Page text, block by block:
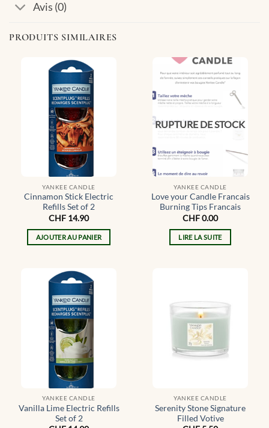
Avis (0)
PRODUITS SIMILAIRES
YANKEE CANDLE
Cinnamon Stick Electric
Refills Set of 2
CHF 14.90
AJOUTER AU PANIER
RUPTURE DE STOCK
YANKEE CANDLE
Love your Candle Francais
Burning Tips Francais
CHF0.00
LIRE LA SUITE
YANKEE CANDLE
Vanilla Lime Electric Refills
Set of 2
YANKEE CANDLE
Serenity Stone Signature
Filled Votive